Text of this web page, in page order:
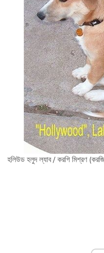
হলিউড হলুদ ল্যাব / করগি মিশ্রণ